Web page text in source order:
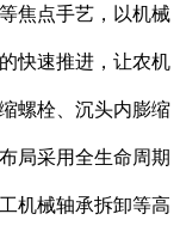
焦点手艺，以机械
快速推进，让农机
螺栓、沉头内膨缩
局采用全生命周期
机械轴承拆卸等高